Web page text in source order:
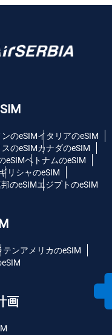
のeSIMイタリアのeSIM
のeSIMカナダのeSIM
eSIMベトナムのeSIM
ギリシャのeSIM
のeSIMエジプトのeSIM
テンアメリカのeSIM
画